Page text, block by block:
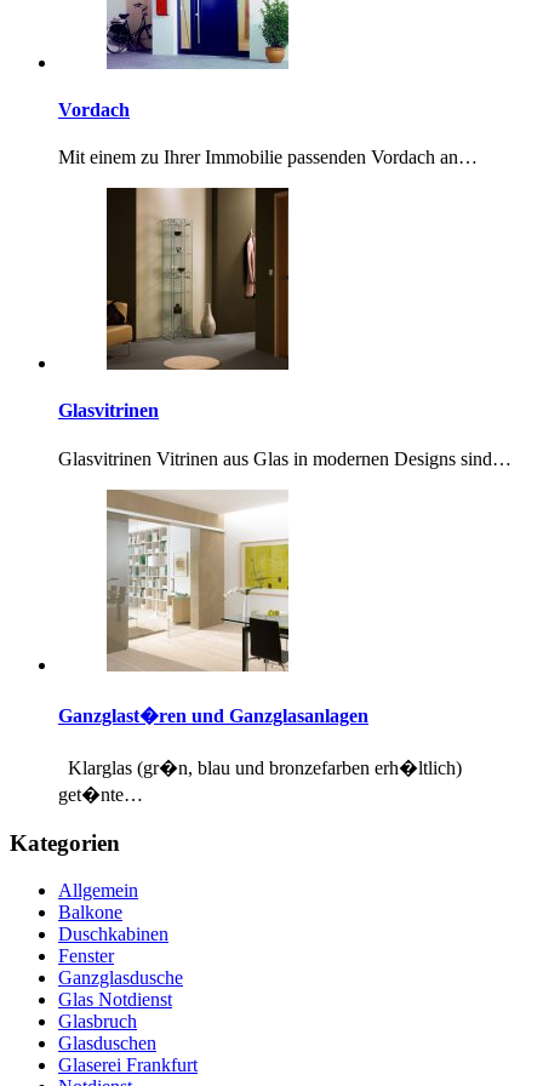
Vordach
Mit einem zu Ihrer Immobilie passenden Vordach an…
Glasvitrinen
Glasvitrinen Vitrinen aus Glas in modernen Designs sind…
Ganzglast�ren und Ganzglasanlagen
Klarglas (gr�n, blau und bronzefarben erh�ltlich)
get�nte…
Kategorien
Allgemein
Balkone
Duschkabinen
Fenster
Ganzglasdusche
Glas Notdienst
Glasbruch
Glasduschen
Glaserei Frankfurt